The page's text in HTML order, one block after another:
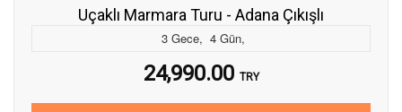
Uçaklı Marmara Turu - Adana Çıkışlı
3 Gece, 4 Gün,
24,990.00 TRY